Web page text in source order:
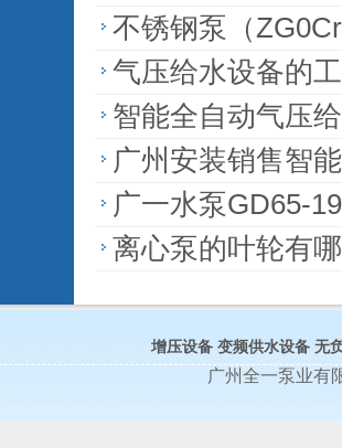
不锈钢泵（
气压给水设备的
智能全自动气压
广州安装销售智
广一水泵GD65-
离心泵的叶轮有
增压设备 变频供水设备 无
广州全一泵业有